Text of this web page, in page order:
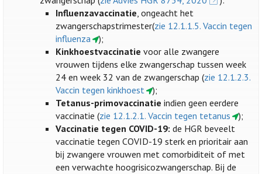
Influenzavaccinatie, ongeacht het
zwangerschapstrimester(zie 12.1.1.5. Vaccin tegen
influenza
);
Kinkhoestvaccinatie voor alle zwangere
vrouwen tijdens elke zwangerschap tussen week
24 en week 32 van de zwangerschap (zie 12.1.2.3.
Vaccin tegen kinkhoest
);
Tetanus-primovaccinatie indien geen eerdere
vaccinatie (zie 12.1.2.1. Vaccin tegen tetanus
);
Vaccinatie tegen COVID-19: de HGR beveelt
vaccinatie tegen COVID-19 sterk en prioritair aan
bij zwangere vrouwen met comorbiditeit of met
een verwachte hoogrisicozwangerschap. Bij de